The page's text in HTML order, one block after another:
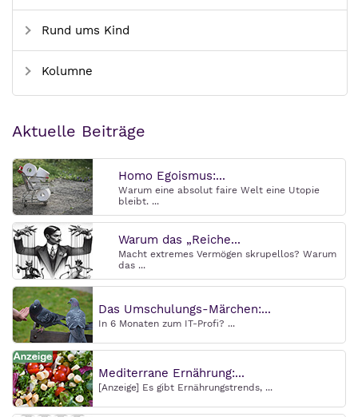
Rund ums Kind
Kolumne
Aktuelle Beiträge
Homo Egoismus:...
Warum eine absolut faire Welt eine Utopie
bleibt. ...
Warum das „Reiche...
Macht extremes Vermögen skrupellos? Warum
das ...
Das Umschulungs-Märchen:...
In 6 Monaten zum IT-Profi? ...
Mediterrane Ernährung:...
[Anzeige] Es gibt Ernährungstrends, ...